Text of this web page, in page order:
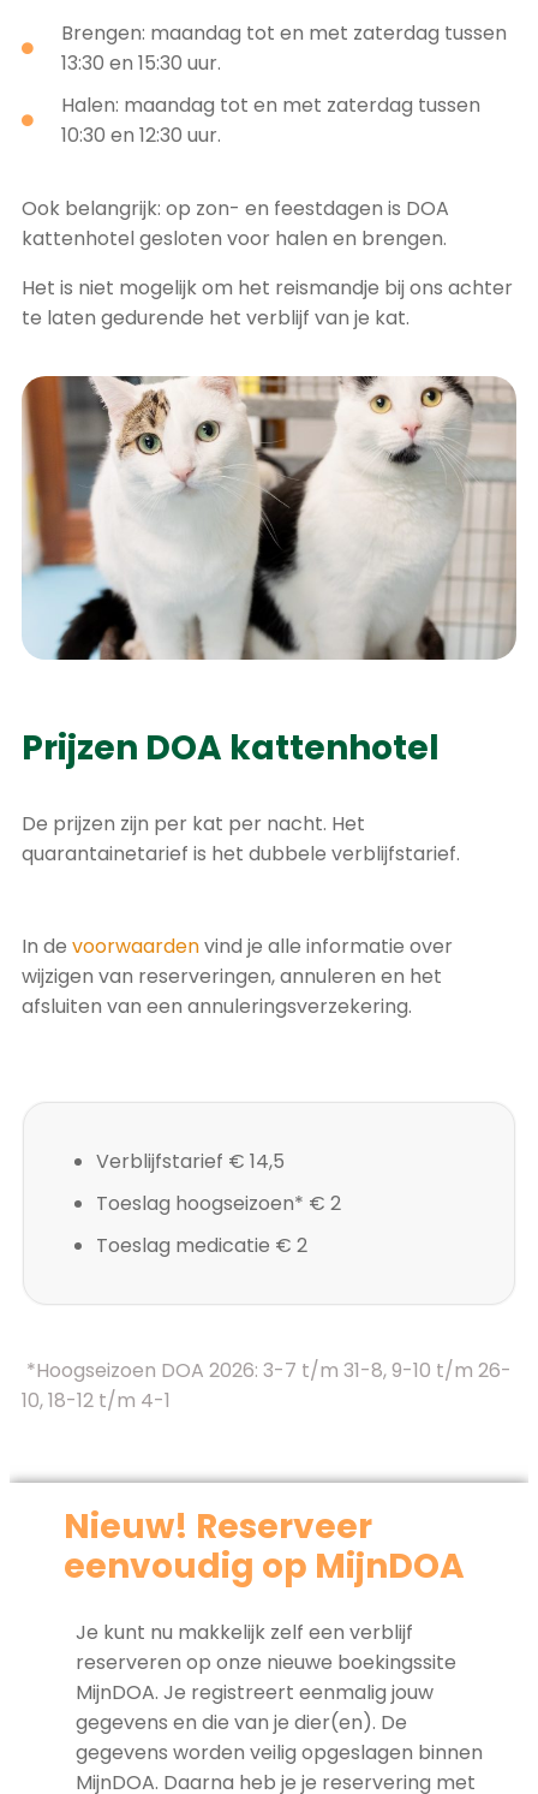
Brengen: maandag tot en met zaterdag tussen
13:30 en 15:30 uur.
Halen: maandag tot en met zaterdag tussen
10:30 en 12:30 uur.
Ook belangrijk: op zon- en feestdagen is DOA
kattenhotel gesloten voor halen en brengen.
Het is niet mogelijk om het reismandje bij ons achter
te laten gedurende het verblijf van je kat.
Prijzen DOA kattenhotel
De prijzen zijn per kat per nacht. Het
quarantainetarief is het dubbele verblijfstarief.
In de voorwaardenvind je alle informatie over
wijzigen van reserveringen, annuleren en het
afsluiten van een annuleringsverzekering.
Verblijfstarief € 14,5
Toeslag hoogseizoen* € 2
Toeslag medicatie € 2
*Hoogseizoen DOA 2026: 3-7 t/m 31-8, 9-10 t/m 26-
10, 18-12 t/m 4-1
Nieuw! Reserveer
eenvoudig op MijnDOA
Je kunt nu makkelijk zelf een verblijf
reserveren op onze nieuwe boekingssite
MijnDOA. Je registreert eenmalig jouw
gegevens en die van je dier(en). De
gegevens worden veilig opgeslagen binnen
MijnDOA. Daarna heb je je reservering met